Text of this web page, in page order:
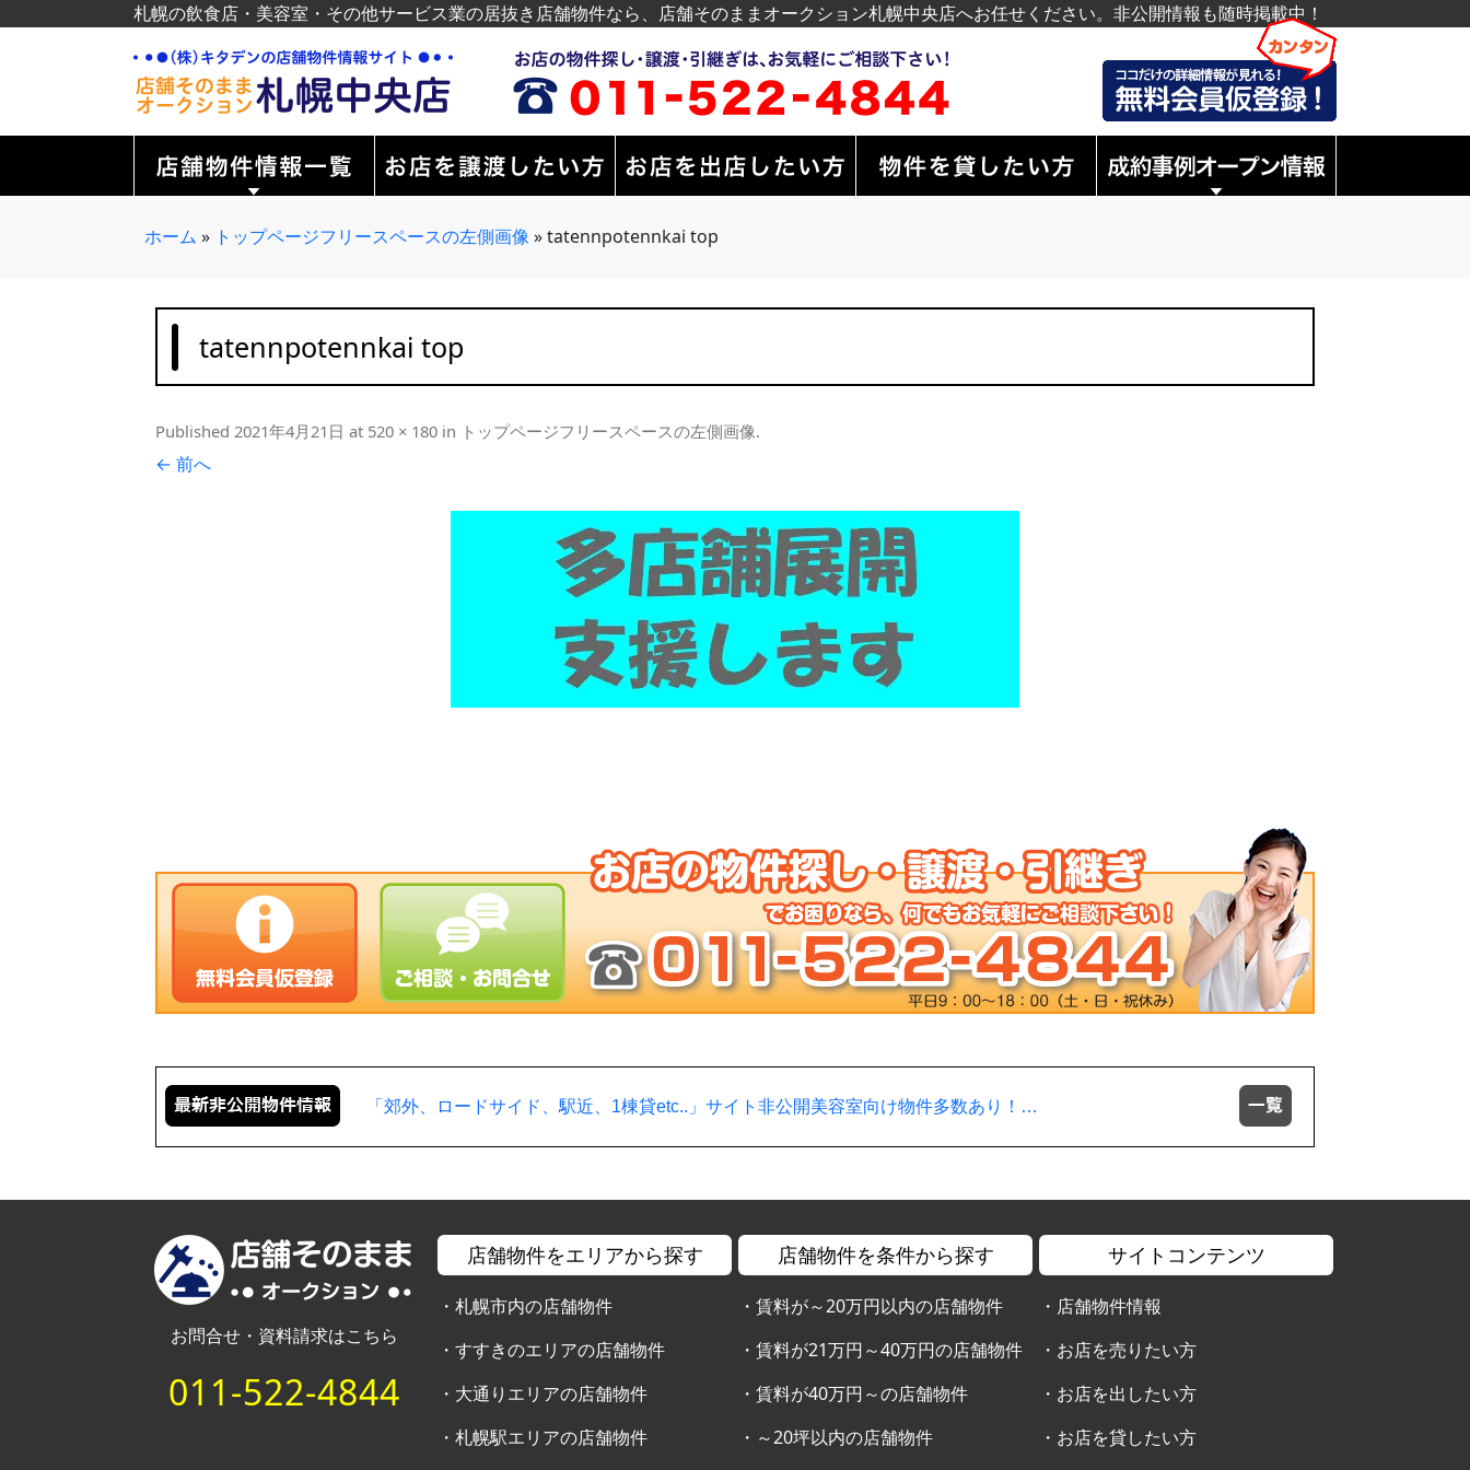
札幌の飲食店・美容室・その他サービス業の居抜き店舗物件なら、店舗そのままオークション札幌中央店へお任せください。非公開情報も随時掲載中！
ホーム » トップページフリースペースの左側画像 »tatennpotennkai top
tatennpotennkai top
Published 2021年4月21日 at 520 × 180 in トップページフリースペースの左側画像.
← 前へ
「郊外、ロードサイド、駅近、1棟貸etc..」サイト非公開美容室向け物件多数あり！…
お問合せ・資料請求はこちら
011-522-4844
店舗物件をエリアから探す
・札幌市内の店舗物件
・すすきのエリアの店舗物件
・ 大通りエリアの店舗物件
・札幌駅エリアの店舗物件
店舗物件を条件から探す
・賃料が～20万円以内の店舗物件
・賃料が21万円～40万円の店舗物件
・賃料が40万円～の店舗物件
・ ～20坪以内の店舗物件
サイトコンテンツ
・ 店舗物件情報
・ お店を売りたい方
・ お店を出したい方
・ お店を貸したい方